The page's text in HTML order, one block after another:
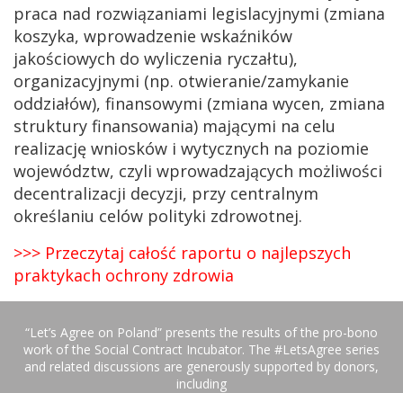
praca nad rozwiązaniami legislacyjnymi (zmiana
koszyka, wprowadzenie wskaźników
jakościowych do wyliczenia ryczałtu),
organizacyjnymi (np. otwieranie/zamykanie
oddziałów), finansowymi (zmiana wycen, zmiana
struktury finansowania) mającymi na celu
realizację wniosków i wytycznych na poziomie
województw, czyli wprowadzających możliwości
decentralizacji decyzji, przy centralnym
określaniu celów polityki zdrowotnej.
>>> Przeczytaj całość raportu o najlepszych
praktykach ochrony zdrowia
“Let’s Agree on Poland” presents the results of the pro-bono
work of the Social Contract Incubator. The #LetsAgree series
and related discussions are generously supported by donors,
including